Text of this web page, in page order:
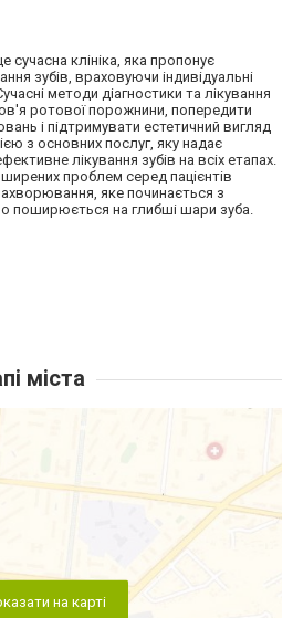
клініка, яка пропонує
зубів, враховуючи індивідуальні
методи діагностики та лікування
ротової порожнини, попередити
і підтримувати естетичний вигляд
з основних послуг, яку надає
лікування зубів на всіх етапах.
проблем серед пацієнтів
яке починається з
поширюється на глибші шари зуба.
міста
на карті